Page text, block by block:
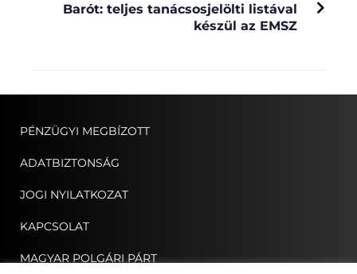
Barót: teljes tanácsosjelölti listával
készül az EMSZ
PÉNZÜGYI MEGBÍZOTT
ADATBIZTONSÁG
JOGI NYILATKOZAT
KAPCSOLAT
MAGYAR POLGÁRI PÁRT